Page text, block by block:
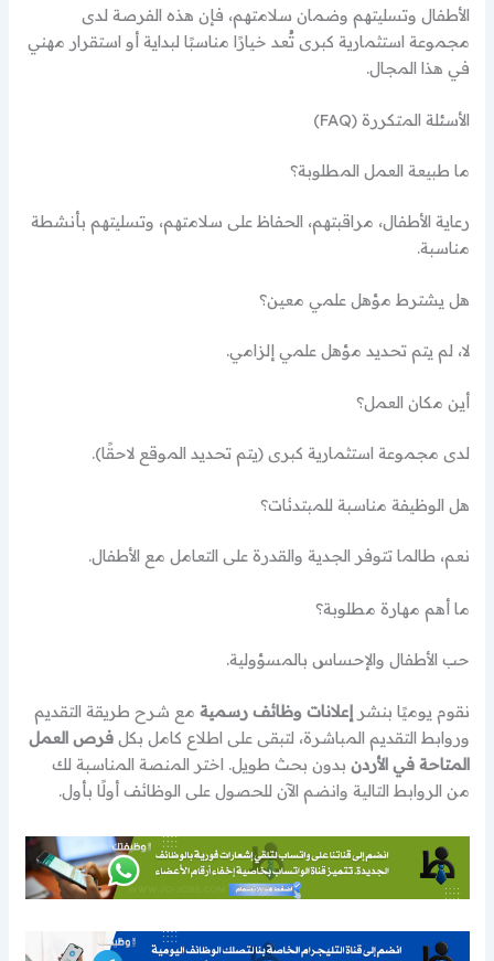
الأطفال وتسليتهم وضمان سلامتهم، فإن هذه الفرصة لدى
مجموعة استثمارية كبرى تُعد خيارًا مناسبًا لبداية أو استقرار مهني
في هذا المجال.
الأسئلة المتكررة (FAQ)
ما طبيعة العمل المطلوبة؟
رعاية الأطفال، مراقبتهم، الحفاظ على سلامتهم، وتسليتهم بأنشطة
مناسبة.
هل يشترط مؤهل علمي معين؟
لا، لم يتم تحديد مؤهل علمي إلزامي.
أين مكان العمل؟
لدى مجموعة استثمارية كبرى (يتم تحديد الموقع لاحقًا).
هل الوظيفة مناسبة للمبتدئات؟
نعم، طالما تتوفر الجدية والقدرة على التعامل مع الأطفال.
ما أهم مهارة مطلوبة؟
حب الأطفال والإحساس بالمسؤولية.
نقوم يوميًا بنشرإعلانات وظائف رسمية مع شرح طريقة التقديم
وروابط التقديم المباشرة، لتبقى على اطلاع كامل بكلفرص العمل
المتاحة في الأردن بدون بحث طويل. اختر المنصة المناسبة لك
من الروابط التالية وانضم الآن للحصول على الوظائف أولًا بأول.